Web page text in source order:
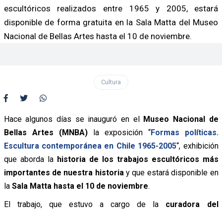
escultóricos realizados entre 1965 y 2005, estará
disponible de forma gratuita en la Sala Matta del Museo
Nacional de Bellas Artes hasta el 10 de noviembre.
Cultura
Hace algunos días se inauguró en el Museo Nacional de
Bellas Artes (MNBA)la exposición “Formas políticas.
Escultura contemporánea en Chile 1965-2005“, exhibición
que aborda la historia de los trabajos escultóricos más
importantes de nuestra historia y que estará disponible en
la Sala Matta hasta el 10 de noviembre.
El trabajo, que estuvo a cargo de la curadora del